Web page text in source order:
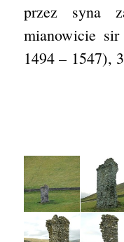
przez syna
mianowicie
1494 – 1547),